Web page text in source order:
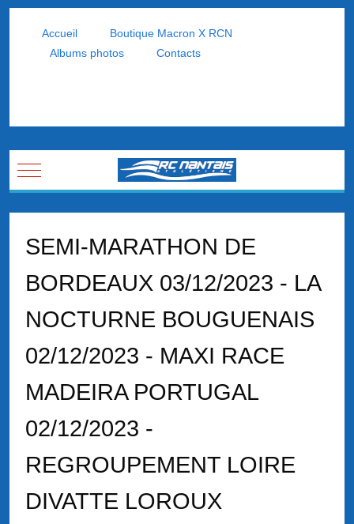
Accueil
Boutique Macron X RCN
Albums photos
Contacts
Mobile Menu Toggle
SEMI-MARATHON DE
BORDEAUX 03/12/2023 - LA
NOCTURNE BOUGUENAIS
02/12/2023 - MAXI RACE
MADEIRA PORTUGAL
02/12/2023 -
REGROUPEMENT LOIRE
DIVATTE LOROUX